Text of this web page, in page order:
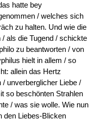
hatte bey
/ welches sich
zu halten. Und wie die
als die Tugend / schickte
zu beantworten / von
hielt in allem / so
allein das Hertz
unverberglicher Liebe /
so beschönten Strahlen
/ was sie wolle. Wie nun
den Liebes-Blicken